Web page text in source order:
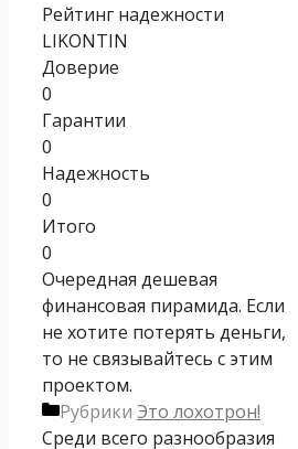
Рейтинг надежности
LIKONTIN
Доверие
0
Гарантии
0
Надежность
0
Итого
0
Очередная дешевая
финансовая пирамида. Если
не хотите потерять деньги,
то не связывайтесь с этим
проектом.
Рубрики Это лохотрон!
Среди всего разнообразия